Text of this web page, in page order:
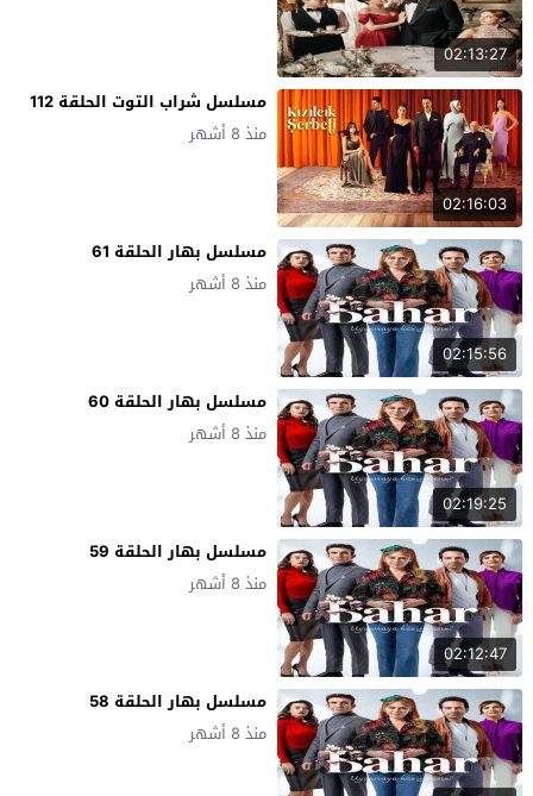
02:13:27
02:16:03
مسلسل شراب التوت الحلقة 112
منذ 8 أشهر
02:15:56
مسلسل بهار الحلقة 61
منذ 8 أشهر
02:19:25
مسلسل بهار الحلقة 60
منذ 8 أشهر
02:12:47
مسلسل بهار الحلقة 59
منذ 8 أشهر
مسلسل بهار الحلقة 58
منذ 8 أشهر